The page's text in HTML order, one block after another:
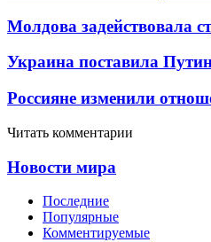
Молдова задействовала
Украина поставила
Россияне изменили
Читать комментарии
Новости мира
Последние
Популярные
Комментируемые